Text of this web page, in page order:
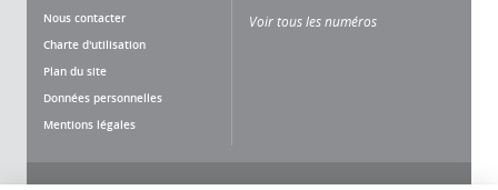
Nous contacter
Charte d'utilisation
Plan du site
Données personnelles
Mentions légales
Voir tous les numéros